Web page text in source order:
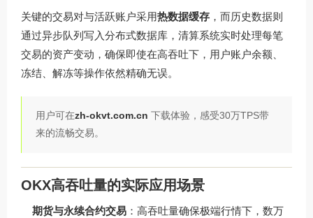
关键的交易对与活跃账户采用热数据缓存 ，而历史数据则
通过异步队列写入分布式数据库，清算系统实时处理每笔
交易的资产变动，确保即使在高吞吐下，用户账户余额、
冻结、解冻等操作依然精确无误。
用户可在zh-okvt.com.cn 下载体验，感受30万TPS带
来的流畅交易。
OKX高吞吐量的实际应用场景
期货与永续合约交易 ：高吞吐量确保极端行情下，数万